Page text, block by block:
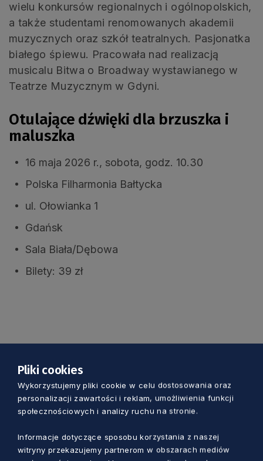
wielu konkursów regionalnych i ogólnopolskich,
a także studentami renomowanych akademii
muzycznych oraz szkół teatralnych. Pasjonatka
białego śpiewu. Pracowała nad realizacją
musicalu Bitwa o Broadway wystawianego w
Teatrze Muzycznym w Gdyni.
Otulające dźwięki dla brzuszka i
maluszka
16 maja 2026 r., sobota, godz. 10.30
Polska Filharmonia Bałtycka
ul. Ołowianka 1
Gdańsk
Sala Biała/Dębowa
Bilety: 39 zł
Zobacz również
Pliki cookies
Wykorzystujemy pliki cookie w celu dostosowania oraz
personalizacji zawartości i reklam, umożliwienia funkcji
społecznościowych i analizy ruchu na stronie.
Informacje dotyczące sposobu korzystania z naszej
witryny przekazujemy partnerom w obszarach mediów